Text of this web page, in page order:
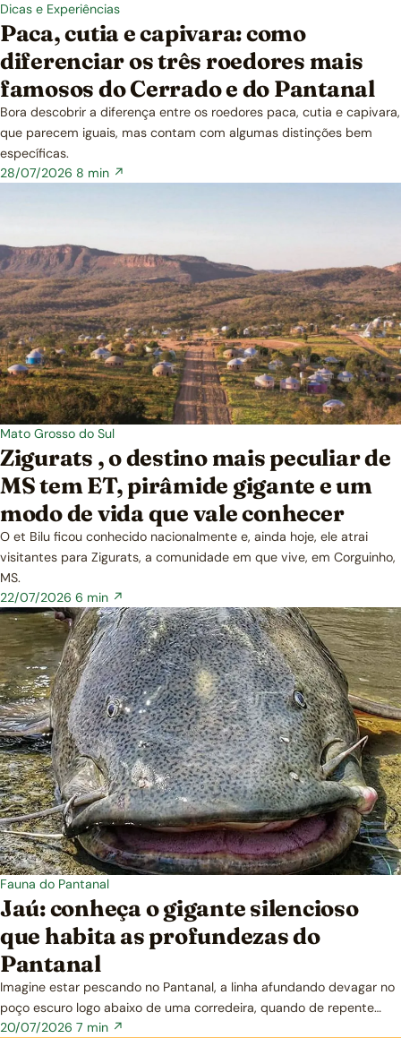
Dicas e Experiências
Paca, cutia e capivara: como
diferenciar os três roedores mais
famosos do Cerrado e do Pantanal
Bora descobrir a diferença entre os roedores paca, cutia e capivara,
que parecem iguais, mas contam com algumas distinções bem
específicas.
28/07/2026 8 min ↗
Mato Grosso do Sul
Zigurats , o destino mais peculiar de
MS tem ET, pirâmide gigante e um
modo de vida que vale conhecer
O et Bilu ficou conhecido nacionalmente e, ainda hoje, ele atrai
visitantes para Zigurats, a comunidade em que vive, em Corguinho,
MS.
22/07/2026 6 min ↗
Fauna do Pantanal
Jaú: conheça o gigante silencioso
que habita as profundezas do
Pantanal
Imagine estar pescando no Pantanal, a linha afundando devagar no
poço escuro logo abaixo de uma corredeira, quando de repente…
20/07/2026 7 min ↗